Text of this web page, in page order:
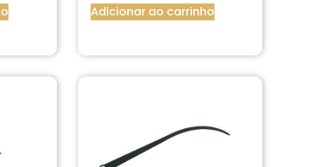
Adicionar ao carrinho